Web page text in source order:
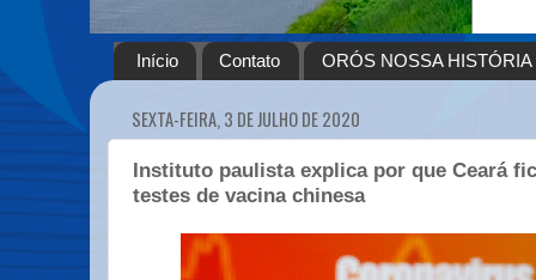
Início Contato ORÓS NOSSA HISTÓRIA
SEXTA-FEIRA, 3 DE JULHO DE 2020
Instituto paulista explica por que Ceará
testes de vacina chinesa